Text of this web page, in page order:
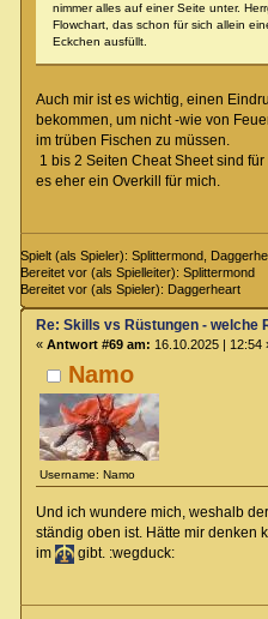
nimmer alles auf einer Seite unter.
Flowchart, das schon für sich allein
Eckchen ausfüllt.
Auch mir ist es wichtig, einen
bekommen, um nicht -wie von
im trüben Fischen zu müssen.
1 bis 2 Seiten Cheat Sheet sind
es eher ein Overkill für mich.
Spielt (als Spieler): Splittermond,
Bereitet vor (als Spielleiter): Splittermond
Bereitet vor (als Spieler): Daggerheart
Namo
Username: Namo
Re: Skills vs Rüstungen - welche
« Antwort #69 am: 16.10.2025 | 12:54
Und ich wundere mich, weshalb
ständig oben ist. Hätte mir denken
im
gibt. :wegduck: